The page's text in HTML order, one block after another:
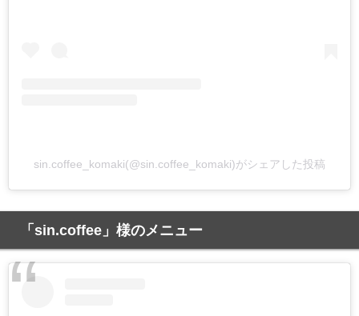
sin.coffee_komaki(@sin.coffee_komaki)がシェアした投稿
「sin.coffee」様のメニュー